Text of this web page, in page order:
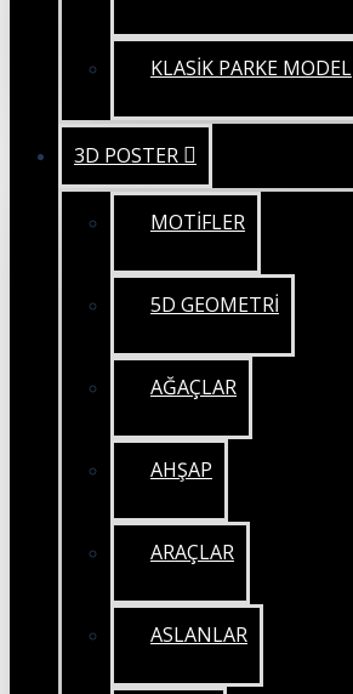
KLASİK PARKE MODEL
3D POSTER
MOTİFLER
5D GEOMETRİ
AĞAÇLAR
AHŞAP
ARAÇLAR
ASLANLAR